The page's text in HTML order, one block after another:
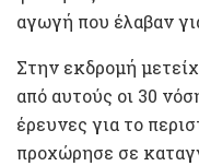
αγωγή που έλαβαν
Στην εκδρομή
από αυτούς οι 30
έρευνες για το
προχώρησε σε